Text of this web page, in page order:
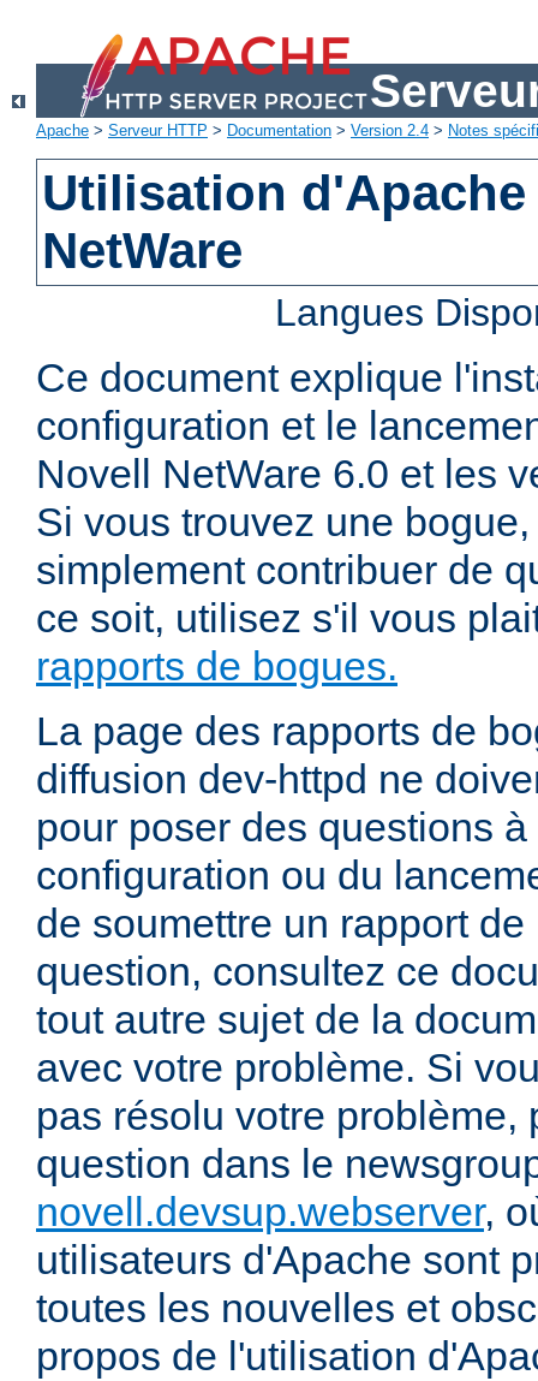
Apache > Serveur HTTP > Documentation > Version 2.4 > Notes
Utilisation
NetWare
Langues
Ce document explique
configuration et le
Novell NetWare 6.0 et les
Si vous trouvez une
simplement contribuer de
ce soit, utilisez s'il vous
rapports de bogues.
La page des rapports de
diffusion dev-httpd ne
pour poser des questions
configuration ou du
de soumettre un rapport
question, consultez ce
tout autre sujet de la
avec votre problème. Si
pas résolu votre problème,
question dans le
novell.devsup.webserver,
utilisateurs d'Apache sont
toutes les nouvelles et
propos de l'utilisation